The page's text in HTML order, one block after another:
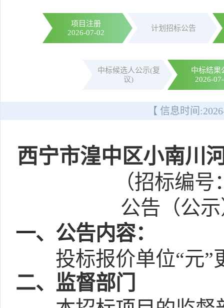
项目注册
2026-07-02
计划招标公告
中标候选人公示(复
议)
中标结果
2026-
【 信息时间:
西宁市湟中区小南川
（招标编号
公告（公
一、公告内容：
投标报价单位“元”
二、监督部门